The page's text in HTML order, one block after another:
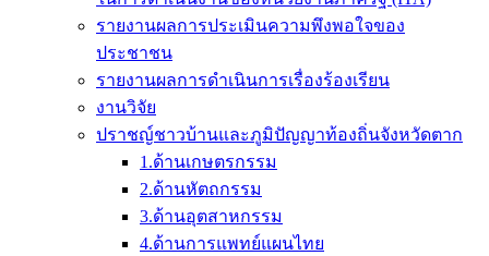
รายงานผลการประเมินความพึงพอใจของ
ประชาชน
รายงานผลการดำเนินการเรื่องร้องเรียน
งานวิจัย
ปราชญ์ชาวบ้านและภูมิปัญญาท้องถิ่นจังหวัดตาก
1.ด้านเกษตรกรรม
2.ด้านหัตถกรรม
3.ด้านอุตสาหกรรม
4.ด้านการแพทย์แผนไทย